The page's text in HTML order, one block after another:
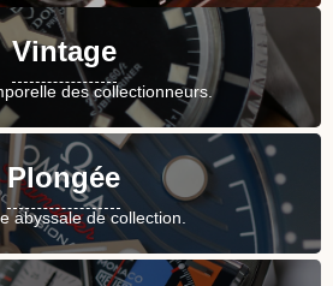
Vintage
des collectionneurs.
Plongée
abyssale de collection.